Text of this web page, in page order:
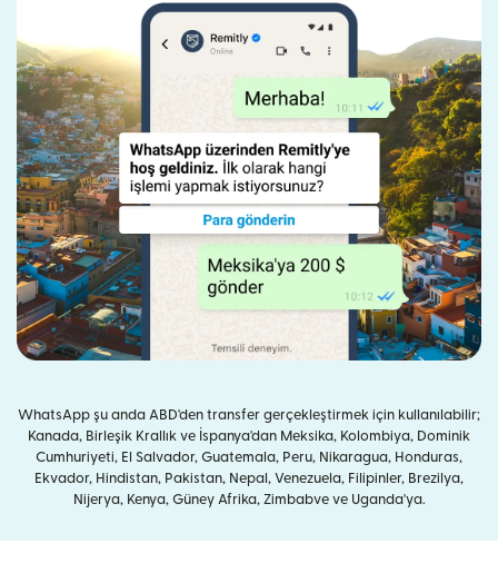
WhatsApp şu anda ABD'den transfer gerçekleştirmek için kullanılabilir;
Kanada, Birleşik Krallık ve İspanya'dan Meksika, Kolombiya, Dominik
Cumhuriyeti, El Salvador, Guatemala, Peru, Nikaragua, Honduras,
Ekvador, Hindistan, Pakistan, Nepal, Venezuela, Filipinler, Brezilya,
Nijerya, Kenya, Güney Afrika, Zimbabve ve Uganda'ya.